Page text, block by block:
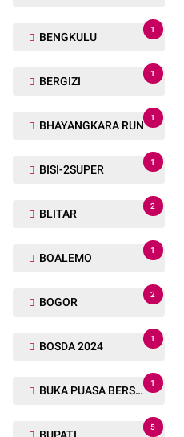
BENGKULU
1
BERGIZI
1
BHAYANGKARA RUN
1
BISI-2SUPER
1
BLITAR
2
BOALEMO
1
BOGOR
2
BOSDA 2024
1
BUKA PUASA BERSAMA
1
5